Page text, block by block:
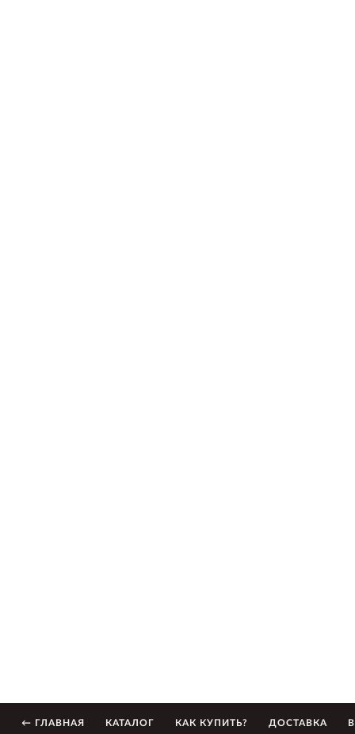
← ГЛАВНАЯ КАТАЛОГ КАК КУПИТЬ? ДОСТАВКА